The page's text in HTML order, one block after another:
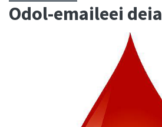
Odol-emaileei deia